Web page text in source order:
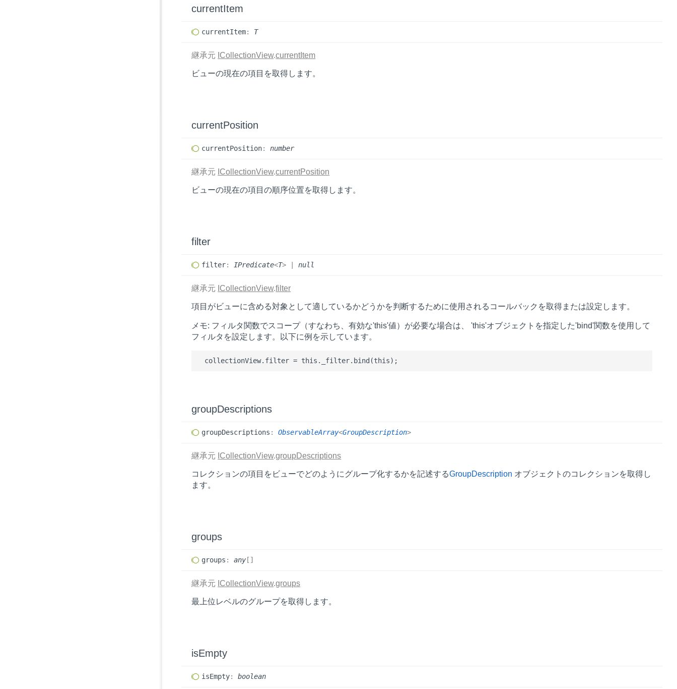
currentItem
currentItem: T
継承元 ICollectionView.currentItem
ビューの現在の項目を取得します。
currentPosition
currentPosition: number
継承元 ICollectionView.currentPosition
ビューの現在の項目の順序位置を取得します。
filter
filter: IPredicate<T> |null
継承元 ICollectionView.filter
項目がビューに含める対象として適しているかどうかを判断するために使用されるコールバックを取得または設定します。
メモ: フィルタ関数でスコープ（すなわち、有効な'this'値）が必要な場合は、 'this'オブジェクトを指定した'bind'関数を使用して
フィルタを設定します。以下に例を示しています。
groupDescriptions
groupDescriptions : ObservableArray<GroupDescription>
継承元 ICollectionView.groupDescriptions
コレクションの項目をビューでどのようにグループ化するかを記述するGroupDescription オブジェクトのコレクションを取得し
ます。
groups
groups : any[]
継承元 ICollectionView.groups
最上位レベルのグループを取得します。
isEmpty
isEmpty: boolean